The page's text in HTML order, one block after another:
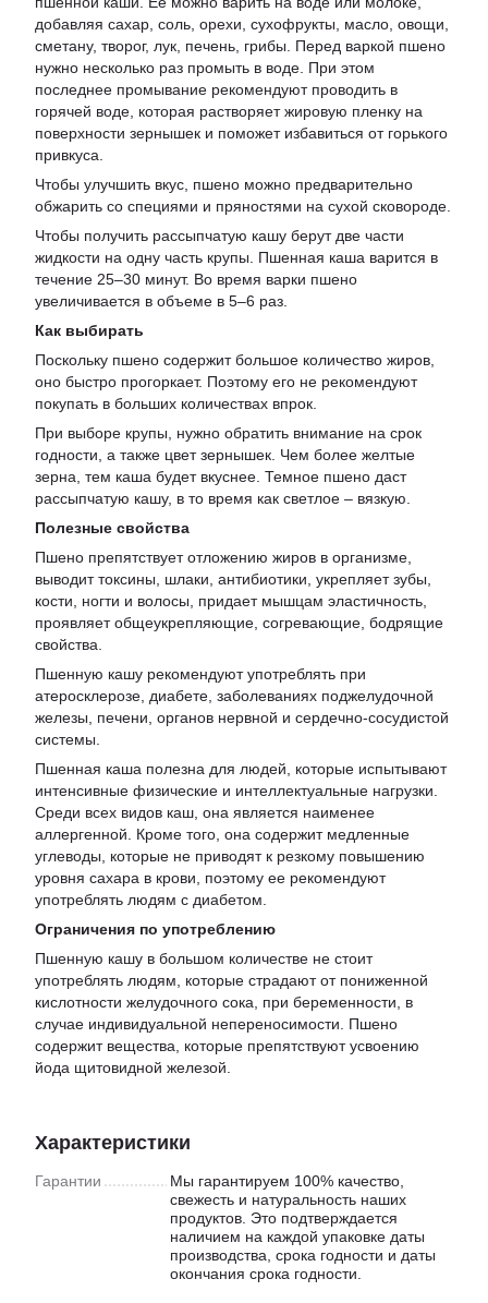
добавляя сахар, соль, орехи, сухофрукты, масло, овощи,
сметану, творог, лук, печень, грибы. Перед варкой пшено
нужно несколько раз промыть в воде. При этом
последнее промывание рекомендуют проводить в
горячей воде, которая растворяет жировую пленку на
поверхности зернышек и поможет избавиться от горького
привкуса.
Чтобы улучшить вкус, пшено можно предварительно
обжарить со специями и пряностями на сухой сковороде.
Чтобы получить рассыпчатую кашу берут две части
жидкости на одну часть крупы. Пшенная каша варится в
течение 25–30 минут. Во время варки пшено
увеличивается в объеме в 5–6 раз.
Как выбирать
Поскольку пшено содержит большое количество жиров,
оно быстро прогоркает. Поэтому его не рекомендуют
покупать в больших количествах впрок.
При выборе крупы, нужно обратить внимание на срок
годности, а также цвет зернышек. Чем более желтые
зерна, тем каша будет вкуснее. Темное пшено даст
рассыпчатую кашу, в то время как светлое – вязкую.
Полезные свойства
Пшено препятствует отложению жиров в организме,
выводит токсины, шлаки, антибиотики, укрепляет зубы,
кости, ногти и волосы, придает мышцам эластичность,
проявляет общеукрепляющие, согревающие, бодрящие
свойства.
Пшенную кашу рекомендуют употреблять при
атеросклерозе, диабете, заболеваниях поджелудочной
железы, печени, органов нервной и сердечно-сосудистой
системы.
Пшенная каша полезна для людей, которые испытывают
интенсивные физические и интеллектуальные нагрузки.
Среди всех видов каш, она является наименее
аллергенной. Кроме того, она содержит медленные
углеводы, которые не приводят к резкому повышению
уровня сахара в крови, поэтому ее рекомендуют
употреблять людям с диабетом.
Ограничения по употреблению
Пшенную кашу в большом количестве не стоит
употреблять людям, которые страдают от пониженной
кислотности желудочного сока, при беременности, в
случае индивидуальной непереносимости. Пшено
содержит вещества, которые препятствуют усвоению
йода щитовидной железой.
Характеристики
Гарантии
Мы гарантируем 100% качество,
свежесть и натуральность наших
продуктов. Это подтверждается
наличием на каждой упаковке даты
производства, срока годности и даты
окончания срока годности.